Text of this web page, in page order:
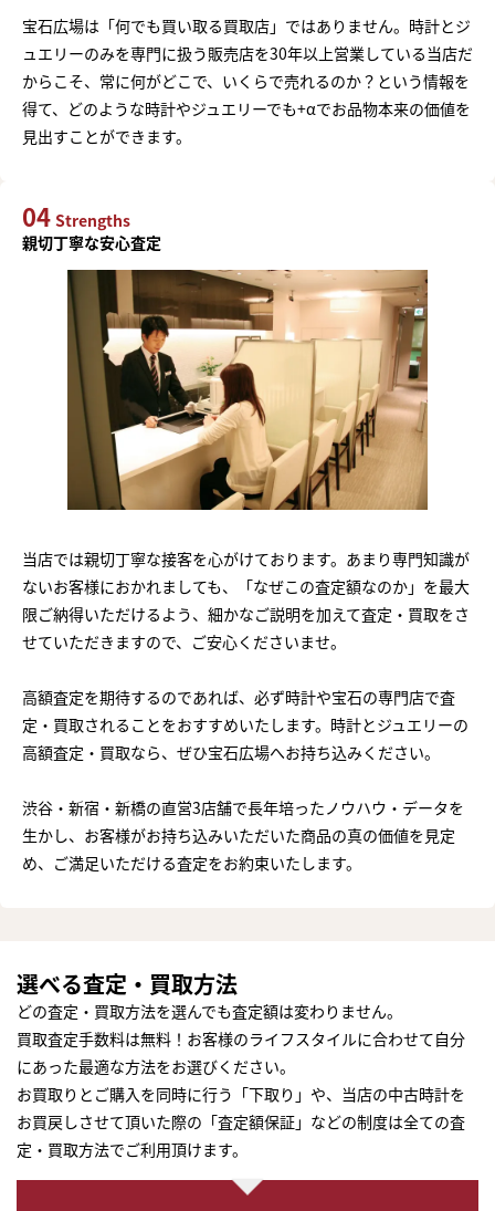
宝石広場は「何でも買い取る買取店」ではありません。時計とジ
ュエリーのみを専門に扱う販売店を30年以上営業している当店だ
からこそ、常に何がどこで、いくらで売れるのか？という情報を
得て、どのような時計やジュエリーでも+αでお品物本来の価値を
見出すことができます。
04 Strengths
親切丁寧な安心査定
当店では親切丁寧な接客を心がけております。あまり専門知識が
ないお客様におかれましても、「なぜこの査定額なのか」を最大
限ご納得いただけるよう、細かなご説明を加えて査定・買取をさ
せていただきますので、ご安心くださいませ。
高額査定を期待するのであれば、必ず時計や宝石の専門店で査
定・買取されることをおすすめいたします。時計とジュエリーの
高額査定・買取なら、ぜひ宝石広場へお持ち込みください。
渋谷・新宿・新橋の直営3店舗で長年培ったノウハウ・データを
生かし、お客様がお持ち込みいただいた商品の真の価値を見定
め、ご満足いただける査定をお約束いたします。
選べる査定・買取方法
どの査定・買取方法を選んでも査定額は変わりません。
買取査定手数料は無料！お客様のライフスタイルに合わせて自分
にあった最適な方法をお選びください。
お買取りとご購入を同時に行う「下取り」や、当店の中古時計を
お買戻しさせて頂いた際の「査定額保証」などの制度は全ての査
定・買取方法でご利用頂けます。